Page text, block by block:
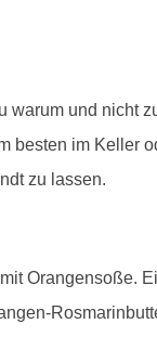
und nicht
besten im Keller
zu lassen.
Orangensoße.